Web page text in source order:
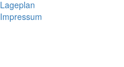
Lageplan
Impressum